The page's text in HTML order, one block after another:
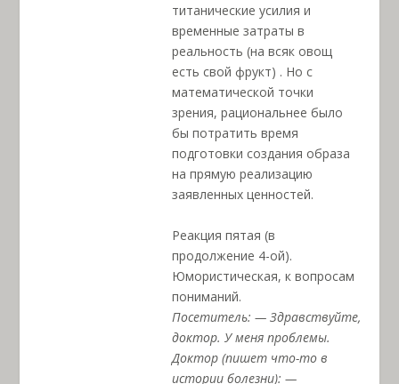
титанические усилия и
временные затраты в
реальность (на всяк овощ
есть свой фрукт) . Но с
математической точки
зрения, рациональнее было
бы потратить время
подготовки создания образа
на прямую реализацию
заявленных ценностей.
Реакция пятая (в
продолжение 4-ой).
Юмористическая, к вопросам
пониманий.
Посетитель: — Здравствуйте,
доктор. У меня проблемы.
Доктор (пишет что-то в
истории болезни): —